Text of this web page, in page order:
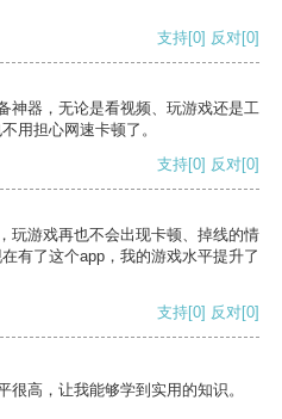
支持[0] 反对[0]
神器，无论是看视频、玩游戏还是工
用担心网速卡顿了。
支持[0] 反对[0]
玩游戏再也不会出现卡顿、掉线的情
有了这个app，我的游戏水平提升了
支持[0] 反对[0]
高，让我能够学到实用的知识。